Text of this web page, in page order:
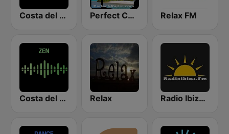
Costa del Mar Chillout Perfect Chillout Relax FM
Costa del Mar Zen Relax Radio Ibiza FM